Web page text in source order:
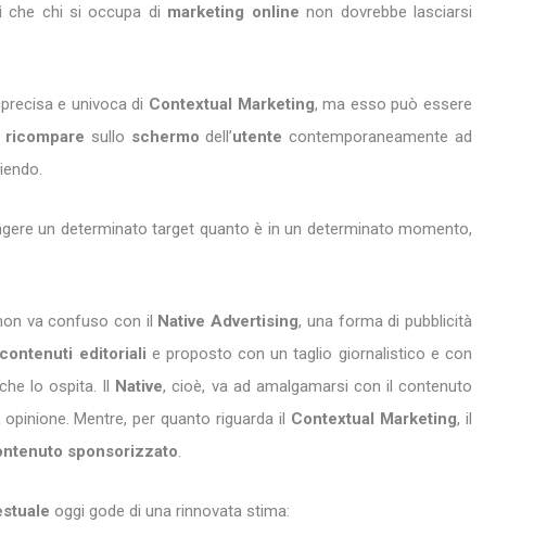
che chi si occupa di marketing online non dovrebbe lasciarsi
e univoca di Contextual Marketing, ma esso può essere
ricompare sullo schermodell’utente contemporaneamente ad
un determinato target quanto è in un determinato momento,
va confuso con il Native Advertising, una forma di pubblicità
contenuti editoriali e proposto con un taglio giornalistico e con
lo ospita. Il Native, cioè, va ad amalgamarsi con il contenuto
Mentre, per quanto riguarda il Contextual Marketing, il
sponsorizzato
oggi gode di una rinnovata stima: